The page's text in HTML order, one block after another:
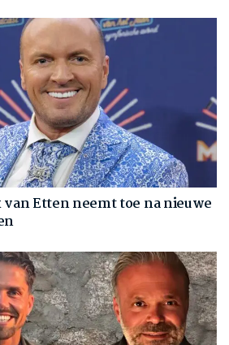
Etten neemt toe na nieuwe